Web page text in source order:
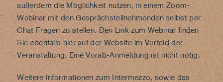
außerdem die Möglichkeit nutzen, in einem Zoom-
Webinar mit den Gesprächsteilnehmenden selbst per
Chat Fragen zu stellen. Den Link zum Webinar finden
Sie ebenfalls hier auf der Website im Vorfeld der
Veranstaltung. Eine Vorab-Anmeldung ist nicht nötig.
Weitere Informationen zum Intermezzo, sowie das